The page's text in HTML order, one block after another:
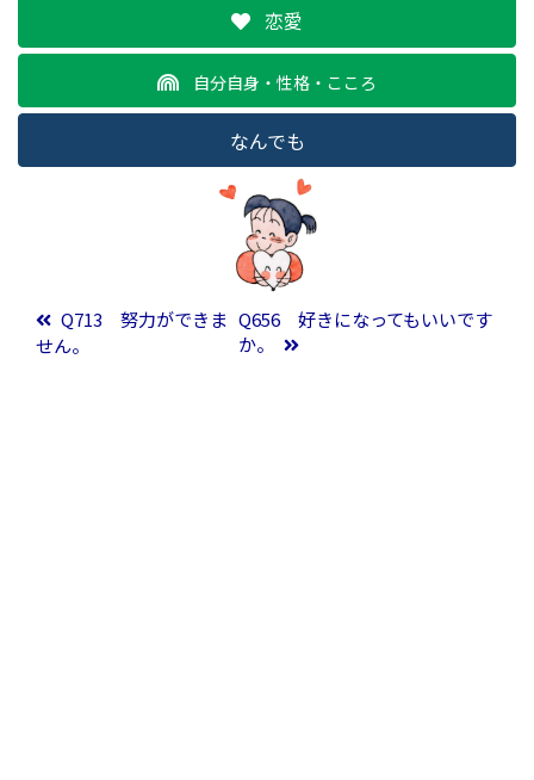
恋愛
自分自身・性格・こころ
なんでも
投稿ナビゲーション
Q713 努力ができま
せん。
Q656 好きになってもいいです
か。